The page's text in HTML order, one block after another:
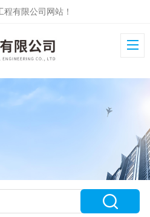
有限公司网站！